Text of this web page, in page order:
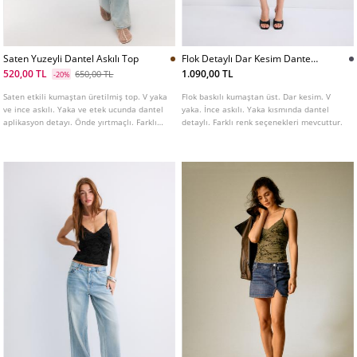
Saten Yuzeyli Dantel Askılı Top
520,00 TL
-20% 650,00 TL
Saten etkili kumaştan üretilmiş top. V yaka
ve ince askılı. Yaka ve etek ucunda dantel
aplikasyon detayı. Önde yırtmaçlı. Farklı
Flok Detaylı Dar Kesim Dantel
Bluz
1.090,00 TL
Flok baskılı kumaştan üst. Dar kesim. V
yaka. İnce askılı. Yaka kısmında dantel
detaylı. Farklı renk seçenekleri mevcuttur.